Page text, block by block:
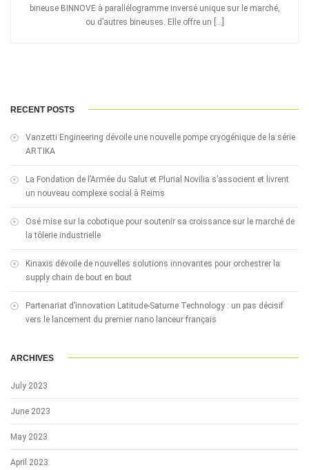
bineuse BINNOVE à parallélogramme inversé unique sur le marché,
ou d’autres bineuses. Elle offre un […]
RECENT POSTS
Vanzetti Engineering dévoile une nouvelle pompe cryogénique de la série
ARTIKA
La Fondation de l’Armée du Salut et Plurial Novilia s’associent et livrent
un nouveau complexe social à Reims
Osé mise sur la cobotique pour soutenir sa croissance sur le marché de
la tôlerie industrielle
Kinaxis dévoile de nouvelles solutions innovantes pour orchestrer la
supply chain de bout en bout
Partenariat d’innovation Latitude-Saturne Technology : un pas décisif
vers le lancement du premier nano lanceur français
ARCHIVES
July 2023
June 2023
May 2023
April 2023